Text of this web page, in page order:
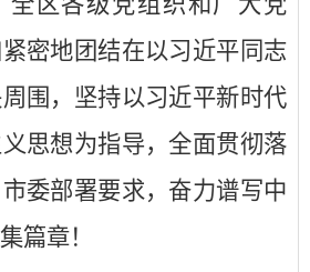
密地团结在以习近平同志
围，坚持以习近平新时代
思想为指导，全面贯彻落
委部署要求，奋力谱写中
篇章！